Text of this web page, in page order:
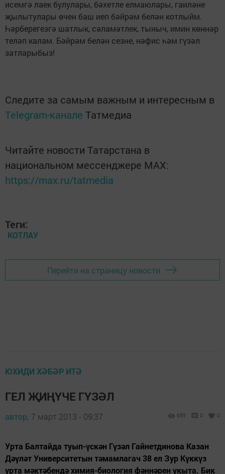
исемгә лаек булулары, бәхетле елмаюлары, гаиләне
җылытулары өчен баш иеп бәйрәм белән котлыйм.
Һәрберегезгә шатлык, сәламәтлек, тыныч, имин көннәр
теләп калам. Бәйрәм белән сезне, нәфис һәм гүзәл
затларыбыз!
Следите за самым важным и интересным в
Telegram-канале Татмедиа
Читайте новости Татарстана в
национальном мессенджере MАХ:
https://max.ru/tatmedia
Теги:
КОТЛАУ
Перейти на страницу новости
ЮХИДИ ХӘБӘР ИТӘ
ГЕЛ ҖИҢҮЧЕ ГҮЗӘЛ
автор, 7 март 2013 - 09:37 955 0 0
Урта Балтайда туып-үскән Гүзәл Гайнетдинова Казан
Дәүләт Университетын тәмамлагач 38 ел Зур Күккүз
урта мәктәбендә химия-биология фәннә­рен укыта. Бик